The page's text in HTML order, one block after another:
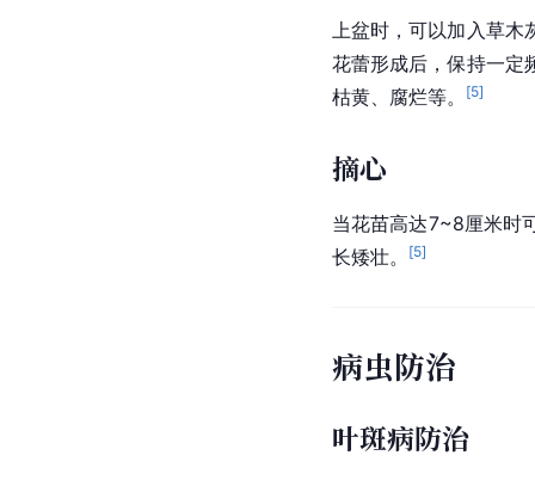
上盆时，可以加入草木
花蕾形成后，保持一定
枯黄、腐烂等。
[5]
摘心
当花苗高达7~8厘米时
长矮壮。
[5]
病虫防治
叶斑病防治